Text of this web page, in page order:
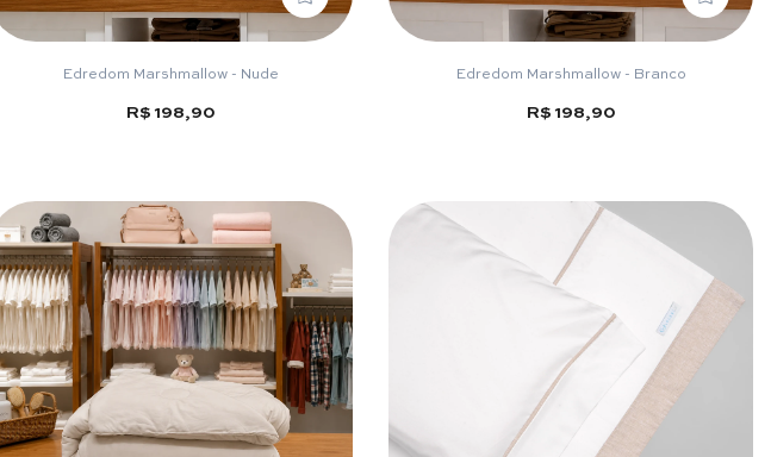
Edredom Marshmallow - Nude
R$ 198,90
Edredom Marshmallow - Branco
R$ 198,90